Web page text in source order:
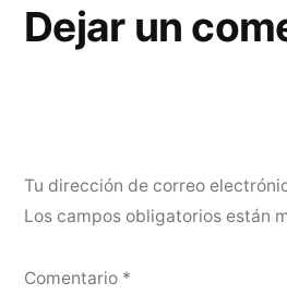
Dejar un
Tu dirección de correo
Los campos obligatorios están
Comentario *